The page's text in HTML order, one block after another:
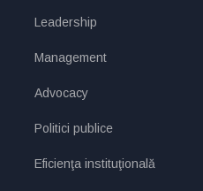
Leadership
Management
Advocacy
Politici publice
Eficienţa instituţională